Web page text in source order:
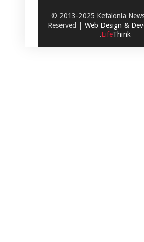
© 2013-2025 Kefalonia
Reserved | Web Design &
.LifeThink